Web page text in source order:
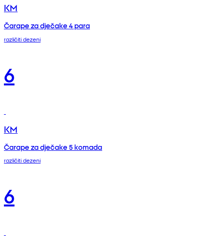
KM
Čarape za dječake 4 para
različiti dezeni
6
KM
Čarape za dječake 5 komada
različiti dezeni
6